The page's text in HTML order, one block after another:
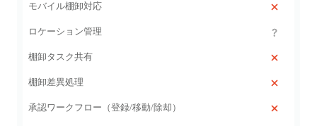
モバイル棚卸対応
ロケーション管理
棚卸タスク共有
棚卸差異処理
承認ワークフロー（登録/移動/除却）